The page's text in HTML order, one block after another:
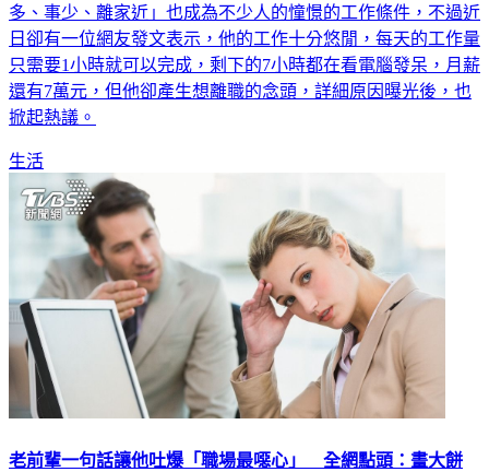
多、事少、離家近」也成為不少人的憧憬的工作條件，不過近
日卻有一位網友發文表示，他的工作十分悠閒，每天的工作量
只需要1小時就可以完成，剩下的7小時都在看電腦發呆，月薪
還有7萬元，但他卻產生想離職的念頭，詳細原因曝光後，也
掀起熱議。
生活
老前輩一句話讓他吐爆「職場最噁心」 全網點頭：畫大餅